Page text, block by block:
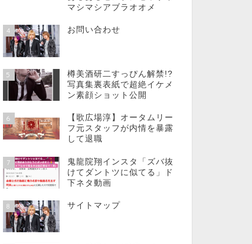
マシマシアブラオオメ
4 お問い合わせ
5
樽美酒研二すっぴん解禁!?
写真集裏表紙で超絶イケメ
ン素顔ショット公開
6
【歌広場淳】オータムリー
フ元スタッフが内情を暴露
して退職
7
鬼龍院翔インスタ「ズバ抜
けてダントツに似てる」ド
下ネタ動画
8 サイトマップ